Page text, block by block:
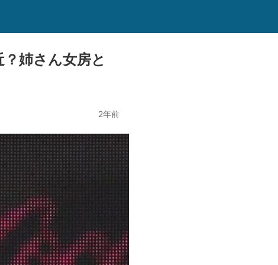
姉さん女房と
2年前